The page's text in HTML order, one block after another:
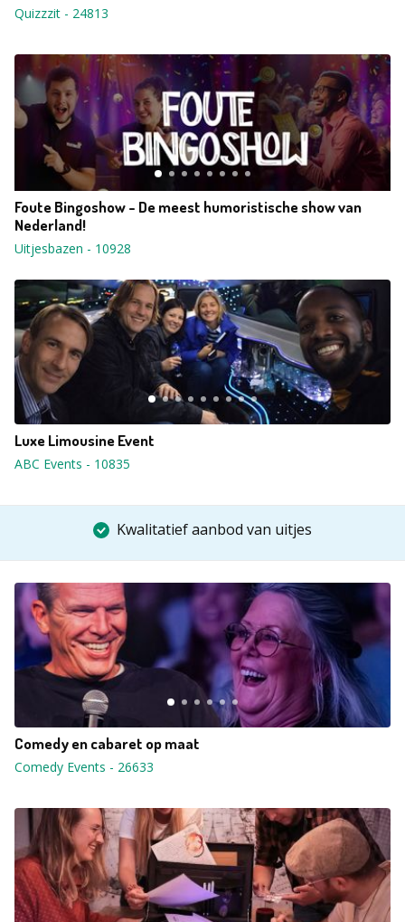
Quizzzit - 24813
Foute Bingoshow - De meest humoristische show van
Nederland!
Uitjesbazen - 10928
Luxe Limousine Event
ABC Events - 10835
Kwalitatief aanbod van uitjes
Comedy en cabaret op maat
Comedy Events - 26633